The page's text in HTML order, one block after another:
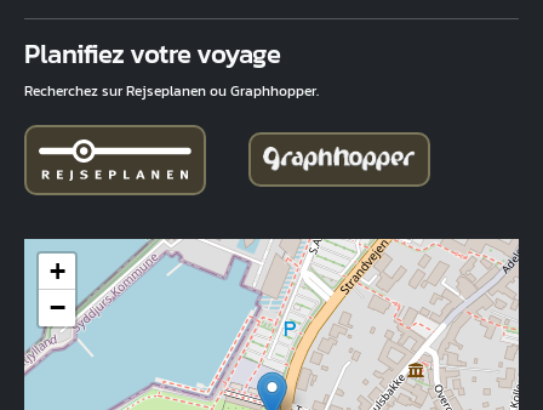
Planifiez votre voyage
Recherchez sur Rejseplanen ou Graphhopper.
+
−